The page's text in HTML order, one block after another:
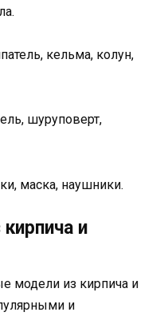
кельма, колун,
шуруповерт,
маска, наушники.
и
модели из кирпича и
и